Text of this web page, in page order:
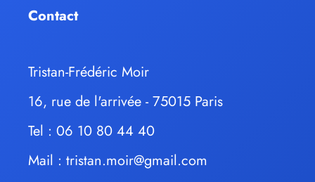
Contact
Tristan-Frédéric Moir
16, rue de l'arrivée - 75015 Paris
Tel : 06 10 80 44 40
Mail : tristan.moir@gmail.com